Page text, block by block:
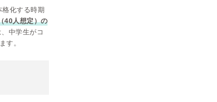
格化する時期
40人想定）の
中学生がコ
す。